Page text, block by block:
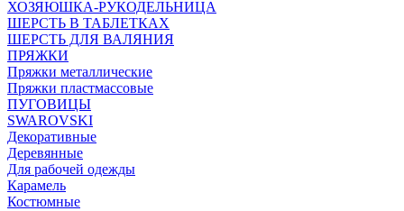
ХОЗЯЮШКА-РУКОДЕЛЬНИЦА
ШЕРСТЬ В ТАБЛЕТКАХ
ШЕРСТЬ ДЛЯ ВАЛЯНИЯ
ПРЯЖКИ
Пряжки металлические
Пряжки пластмассовые
ПУГОВИЦЫ
SWAROVSKI
Декоративные
Деревянные
Для рабочей одежды
Карамель
Костюмные